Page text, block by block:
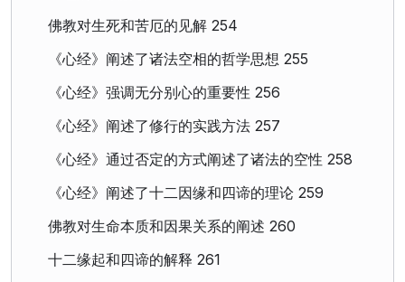
佛教对生死和苦厄的见解 254
《心经》阐述了诸法空相的哲学思想 255
《心经》强调无分别心的重要性 256
《心经》阐述了修行的实践方法 257
《心经》通过否定的方式阐述了诸法的空性 258
《心经》阐述了十二因缘和四谛的理论 259
佛教对生命本质和因果关系的阐述 260
十二缘起和四谛的解释 261